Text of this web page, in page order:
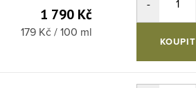
1 790 Kč
Měrná cena:
179 Kč / 100 ml
KOUPIT